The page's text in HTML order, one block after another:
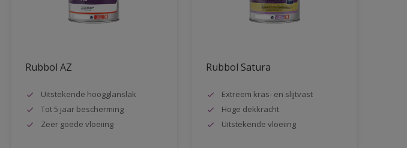
Rubbol AZ
Uitstekende hoogglanslak
Tot 5 jaar bescherming
Zeer goede vloeiing
Rubbol Satura
Extreem kras- en slijtvast
Hoge dekkracht
Uitstekende vloeiing